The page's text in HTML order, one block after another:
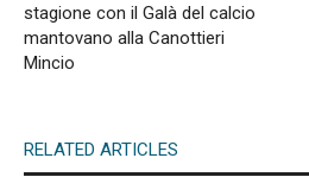
stagione con il Galà del calcio
mantovano alla Canottieri
Mincio
RELATED ARTICLES